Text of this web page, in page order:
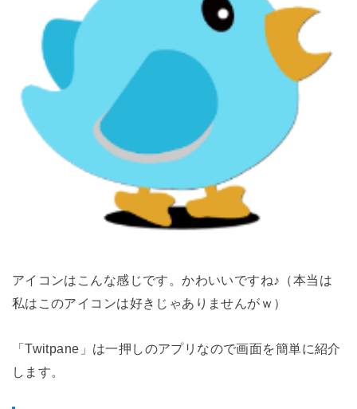
アイコンはこんな感じです。かわいいですね♪（本当は
私はこのアイコンは好きじゃありませんがｗ）
「Twitpane」は一押しのアプリなので画面を簡単に紹介
します。